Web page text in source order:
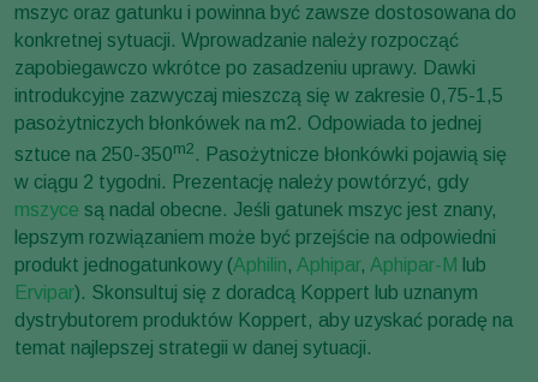
mszyc oraz gatunku i powinna być zawsze dostosowana do
konkretnej sytuacji. Wprowadzanie należy rozpocząć
zapobiegawczo wkrótce po zasadzeniu uprawy. Dawki
introdukcyjne zazwyczaj mieszczą się w zakresie 0,75-1,5
pasożytniczych błonkówek na m2. Odpowiada to jednej
sztuce na 250-350m2 . Pasożytnicze błonkówki pojawią się
w ciągu 2 tygodni. Prezentację należy powtórzyć, gdy
mszyce są nadal obecne. Jeśli gatunek mszyc jest znany,
lepszym rozwiązaniem może być przejście na odpowiedni
produkt jednogatunkowy (Aphilin, Aphipar, Aphipar-M lub
Ervipar). Skonsultuj się z doradcą Koppert lub uznanym
dystrybutorem produktów Koppert, aby uzyskać poradę na
temat najlepszej strategii w danej sytuacji.